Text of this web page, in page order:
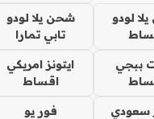
لودو
شحن يلا لودو
تابي تمارا
ببجي
ايتونز امريكي
اقساط
سعودي
فور يو